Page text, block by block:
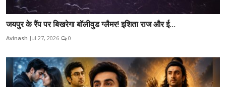
जयपुर के रैंप पर बिखरेगा बॉलीवुड ग्लैमर! इशिता राज और ई...
Avinash Jul 27, 2026 0